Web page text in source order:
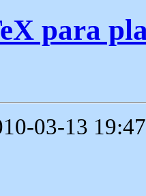
para
03-13